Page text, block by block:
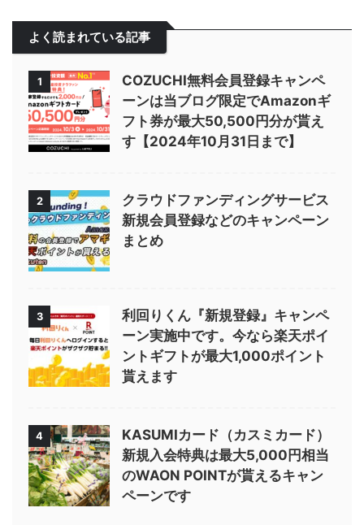
よく読まれている記事
1
COZUCHI無料会員登録キャンペ
ーンは当ブログ限定でAmazonギ
フト券が最大50,500円分が貰え
す【2024年10月31日まで】
2
クラウドファンディングサービス
新規会員登録などのキャンペーン
まとめ
3
利回りくん『新規登録』キャンペ
ーン実施中です。今なら楽天ポイ
ントギフトが最大1,000ポイント
貰えます
4
KASUMIカード（カスミカード）
新規入会特典は最大5,000円相当
のWAON POINTが貰えるキャン
ペーンです